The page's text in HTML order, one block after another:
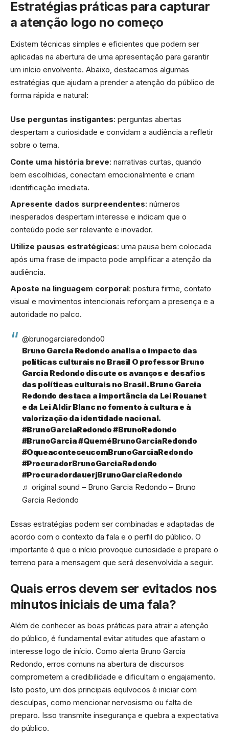
Estratégias práticas para capturar
a atenção logo no começo
Existem técnicas simples e eficientes que podem ser
aplicadas na abertura de uma apresentação para garantir
um início envolvente. Abaixo, destacamos algumas
estratégias que ajudam a prender a atenção do público de
forma rápida e natural:
Use perguntas instigantes: perguntas abertas
despertam a curiosidade e convidam a audiência a refletir
sobre o tema.
Conte uma história breve: narrativas curtas, quando
bem escolhidas, conectam emocionalmente e criam
identificação imediata.
Apresente dados surpreendentes: números
inesperados despertam interesse e indicam que o
conteúdo pode ser relevante e inovador.
Utilize pausas estratégicas: uma pausa bem colocada
após uma frase de impacto pode amplificar a atenção da
audiência.
Aposte na linguagem corporal: postura firme, contato
visual e movimentos intencionais reforçam a presença e a
autoridade no palco.
@brunogarciaredondo0
Bruno Garcia Redondo analisa o impacto das
políticas culturais no Brasil O professor Bruno
Garcia Redondo discute os avanços e desafios
das políticas culturais no Brasil. Bruno Garcia
Redondo destaca a importância da Lei Rouanet
e da Lei Aldir Blanc no fomento à cultura e à
valorização da identidade nacional.
#BrunoGarciaRedondo#BrunoRedondo
#BrunoGarcia#QueméBrunoGarciaRedondo
#OqueaconteceucomBrunoGarciaRedondo
#ProcuradorBrunoGarciaRedondo
#ProcuradordauerjBrunoGarciaRedondo
♬ original sound – Bruno Garcia Redondo – Bruno
Garcia Redondo
Essas estratégias podem ser combinadas e adaptadas de
acordo com o contexto da fala e o perfil do público. O
importante é que o início provoque curiosidade e prepare o
terreno para a mensagem que será desenvolvida a seguir.
Quais erros devem ser evitados nos
minutos iniciais de uma fala?
Além de conhecer as boas práticas para atrair a atenção
do público, é fundamental evitar atitudes que afastam o
interesse logo de início. Como alerta Bruno Garcia
Redondo, erros comuns na abertura de discursos
comprometem a credibilidade e dificultam o engajamento.
Isto posto, um dos principais equívocos é iniciar com
desculpas, como mencionar nervosismo ou falta de
preparo. Isso transmite insegurança e quebra a expectativa
do público.